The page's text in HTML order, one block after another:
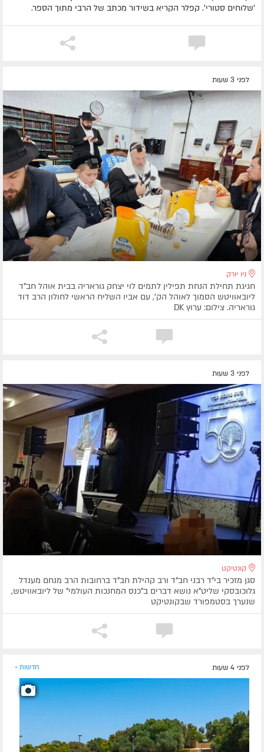
'שלוחים סטורי'. קפלר הקריא בשידור מכתב של הרבי מתוך הספר.
לפני 3 שעות
ניו יורק
חגיגת תחילת הנחת תפילין לתמים לוי יצחק גוראריה בבית אוהל חב"ד
ליובאוויטש הסמוך לאוהל הק', עם אביו השליח הראשי לחולון הרב דוד
גוראריה. צילום: ערוץ DK
לפני 3 שעות
קונטיקט
סגן מזכיר בי"ד רבני חב"ד ורב קהילת חב"ד ברחובות הרב מנחם מענדל
גלוכובסקי שליט"א נושא דברים ב"כנס המחנכות העולמי" של ליובאוויטש,
שנערך בסטמפורד שבקונטיקט
לפני 4 שעות חדשות »